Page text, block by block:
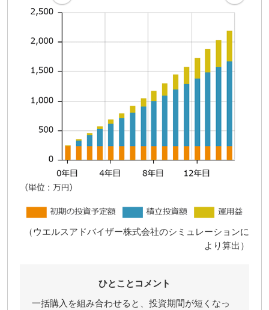
（ウエルスアドバイザー株式会社のシミュレーションに
より算出）
ひとことコメント
一括購入を組み合わせると、投資期間が短くなっ